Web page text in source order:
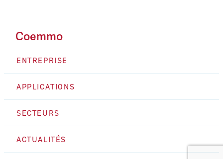
Coemmo
ENTREPRISE
APPLICATIONS
SECTEURS
ACTUALITÉS